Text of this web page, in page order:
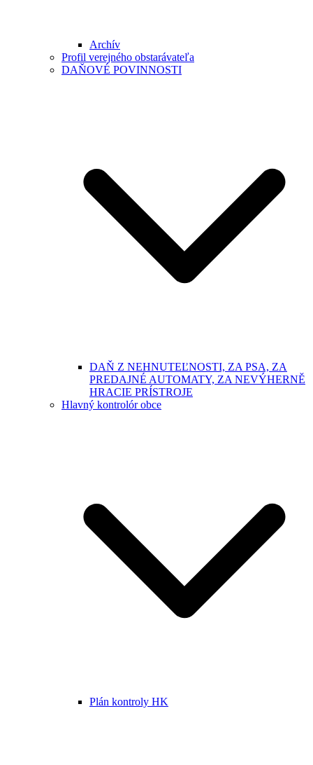
Archív
Profil verejného obstarávateľa
DAŇOVÉ POVINNOSTI
DAŇ Z NEHNUTEĽNOSTI, ZA PSA, ZA
PREDAJNÉ AUTOMATY, ZA NEVÝHERNĚ
HRACIE PRÍSTROJE
Hlavný kontrolór obce
Plán kontroly HK